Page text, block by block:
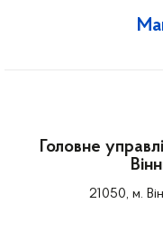
Головне
21050, м.